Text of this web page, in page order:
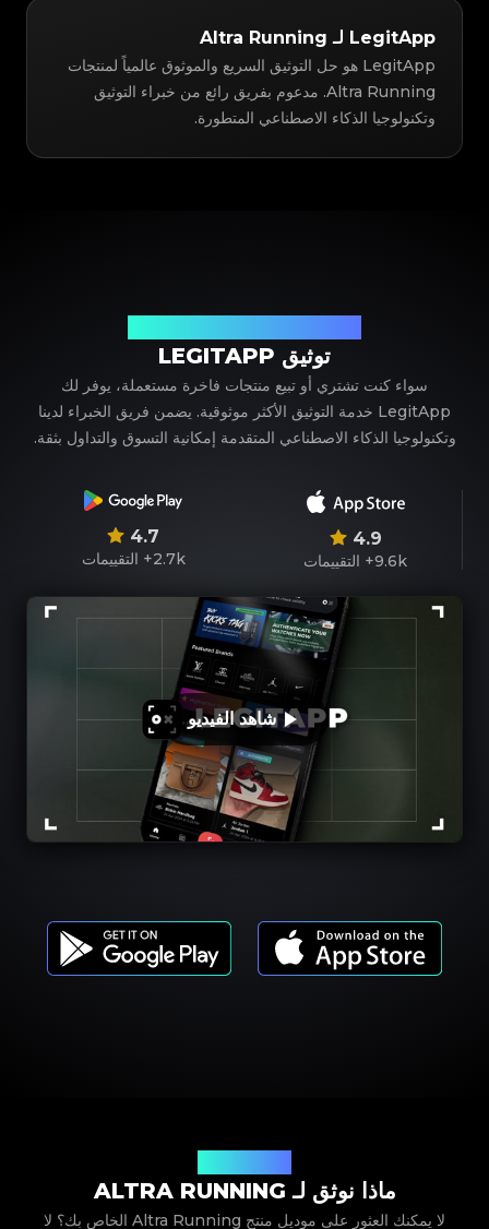
LegitApp لـ Altra Running
LegitApp هو حل التوثيق السريع والموثوق عالمياً لمنتجات
Altra Running. مدعوم بفريق رائع من خبراء التوثيق
وتكنولوجيا الذكاء الاصطناعي المتطورة.
توثيق LEGITAPP
سواء كنت تشتري أو تبيع منتجات فاخرة مستعملة، يوفر لك
LegitApp خدمة التوثيق الأكثر موثوقية. يضمن فريق الخبراء لدينا
وتكنولوجيا الذكاء الاصطناعي المتقدمة إمكانية التسوق والتداول بثقة.
4.9
9.6k+ التقييمات
4.7
2.7k+ التقييمات
شاهد الفيديو
ماذا نوثق لـ ALTRA RUNNING
لا يمكنك العثور على موديل منتج Altra Running الخاص بك؟ لا